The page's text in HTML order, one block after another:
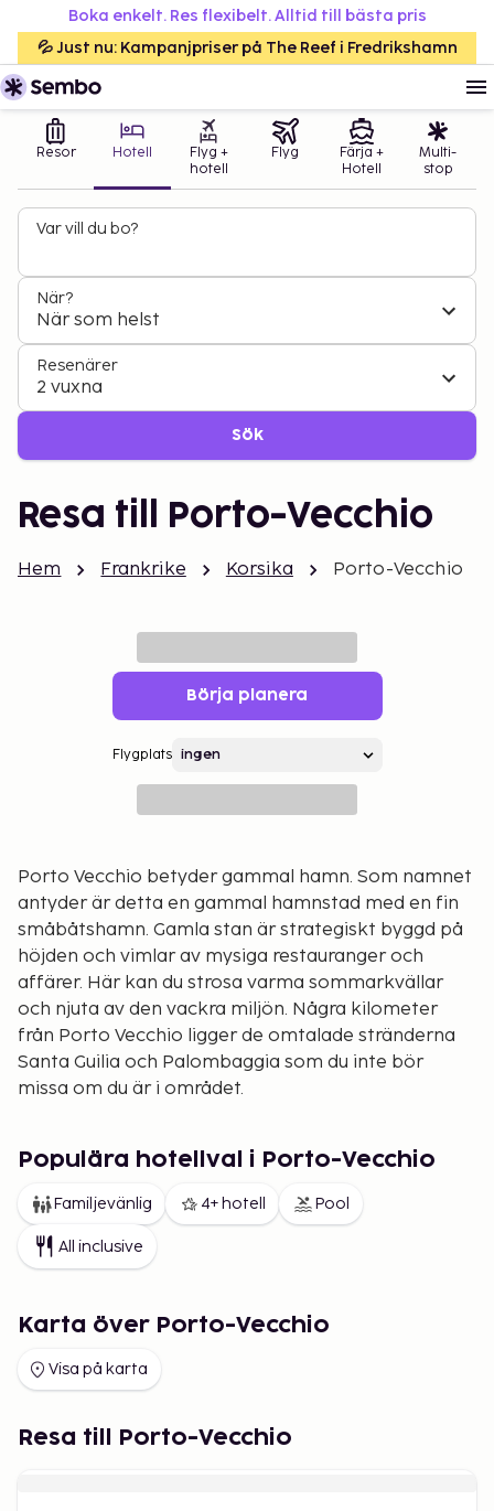
Boka enkelt. Res flexibelt. Alltid till bästa pris
💦 Just nu: Kampanjpriser på The Reef i Fredrikshamn
Resor Hotell
Flyg +
hotell
Flyg
Färja +
Hotell
Multi-
stop
Var vill du bo?
När?
När som helst
Resenärer
2 vuxna
Sök
Resa till Porto-Vecchio
Hem Frankrike Korsika Porto-Vecchio
Börja planera
Flygplats
Porto Vecchio betyder gammal hamn. Som namnet
antyder är detta en gammal hamnstad med en fin
småbåtshamn. Gamla stan är strategiskt byggd på
höjden och vimlar av mysiga restauranger och
affärer. Här kan du strosa varma sommarkvällar
och njuta av den vackra miljön. Några kilometer
från Porto Vecchio ligger de omtalade stränderna
Santa Guilia och Palombaggia som du inte bör
missa om du är i området.
Populära hotellval i Porto-Vecchio
Familjevänlig 4+ hotell Pool
All inclusive
Karta över Porto-Vecchio
Visa på karta
Resa till Porto-Vecchio